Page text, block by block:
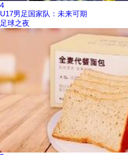
4
U17男足国家队：未来可期
足球之夜